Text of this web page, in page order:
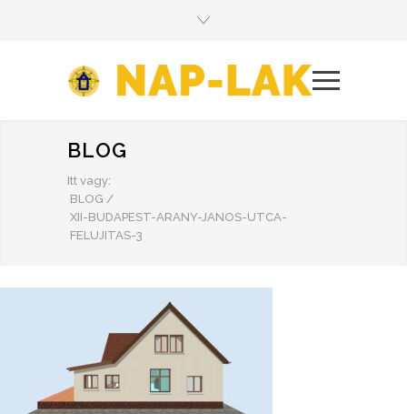
BLOG
Itt vagy:
BLOG /
XII-BUDAPEST-ARANY-JANOS-UTCA-
FELUJITAS-3